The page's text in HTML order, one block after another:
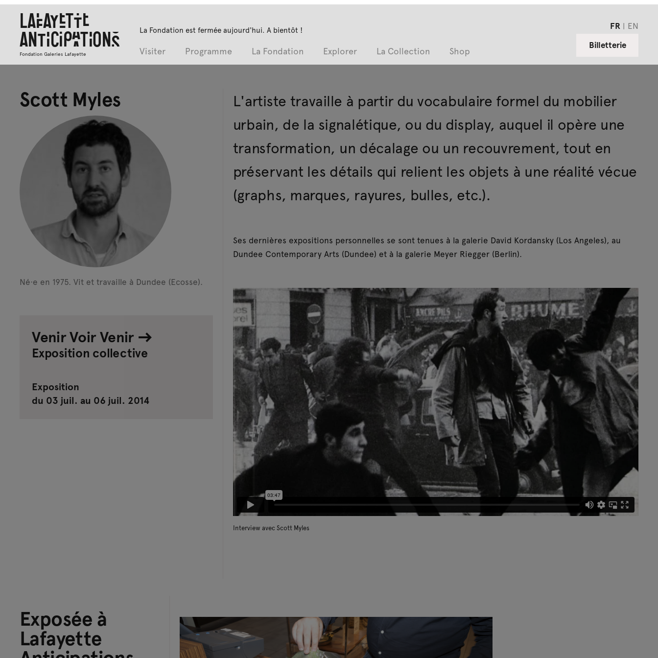
Lafayette
Anticipations
Fondation Galeries Lafayette
La Fondation est fermée aujourd'hui. A bientôt !
Visiter Programme La Fondation Explorer La Collection Shop
FR
EN
Billetterie
Scott Myles
Né·e en 1975. Vit et travaille à Dundee (Ecosse).
Venir Voir Venir
Exposition collective
Exposition
du 03 juil. au 06 juil. 2014
L'artiste travaille à partir du vocabulaire formel du mobilier
urbain, de la signalétique, ou du display, auquel il opère une
transformation, un décalage ou un recouvrement, tout en
préservant les détails qui relient les objets à une réalité vécue
(graphs, marques, rayures, bulles, etc.).
Ses dernières expositions personnelles se sont tenues à la galerie David Kordansky (Los Angeles), au
Dundee Contemporary Arts (Dundee) et à la galerie Meyer Riegger (Berlin).
Interview avec Scott Myles
Exposée à
Lafayette